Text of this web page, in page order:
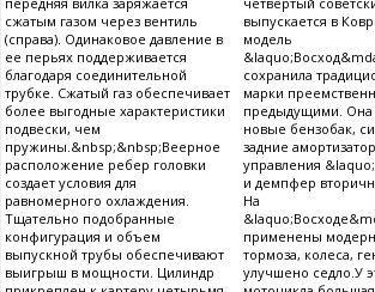
сжатым газом через вентиль
(справа). Одинаковое давление в
ее перьях поддерживается
благодаря соединительной
трубке. Сжатый газ обеспечивает
более выгодные характеристики
подвески, чем
пружины.&nbsp;&nbsp;Веерное
расположение ребер головки
создает условия для
равномерного охлаждения.
Тщательно подобранные
конфигурация и объем
выпускной трубы обеспечивают
выигрыш в мощности. Цилиндр
выпускается в
модель
сохранила
марки
предыдущими. Она
новые бензобак,
задние
управления
и демпфер
На
применены
тормоза, колеса,
улучшено седло.У